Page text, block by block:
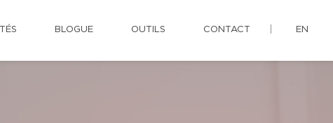
BLOGUE OUTILS CONTACT EN